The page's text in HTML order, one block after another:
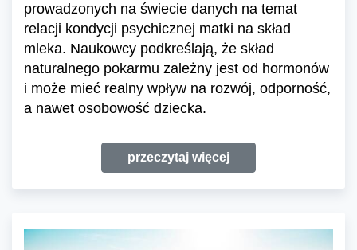
prowadzonych na świecie danych na temat
relacji kondycji psychicznej matki na skład
mleka. Naukowcy podkreślają, że skład
naturalnego pokarmu zależny jest od hormonów
i może mieć realny wpływ na rozwój, odporność,
a nawet osobowość dziecka.
przeczytaj więcej